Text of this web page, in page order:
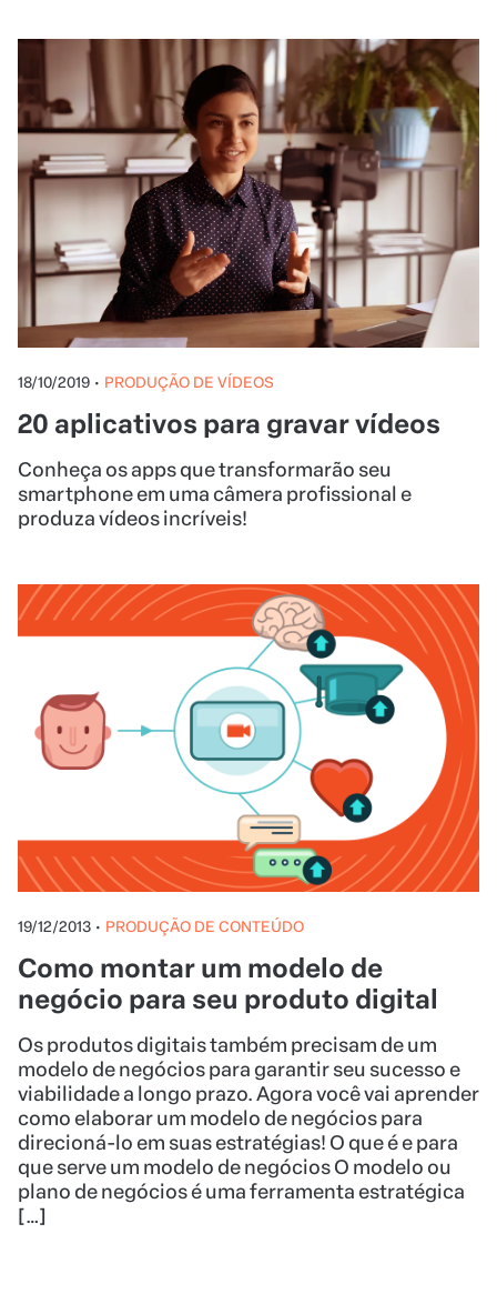
18/10/2019 • PRODUÇÃO DE VÍDEOS
20 aplicativos para gravar vídeos
Conheça os apps que transformarão seu
smartphone em uma câmera profissional e
produza vídeos incríveis!
19/12/2013 • PRODUÇÃO DE CONTEÚDO
Como montar um modelo de
negócio para seu produto digital
Os produtos digitais também precisam de um
modelo de negócios para garantir seu sucesso e
viabilidade a longo prazo. Agora você vai aprender
como elaborar um modelo de negócios para
direcioná-lo em suas estratégias! O que é e para
que serve um modelo de negócios O modelo ou
plano de negócios é uma ferramenta estratégica
[…]